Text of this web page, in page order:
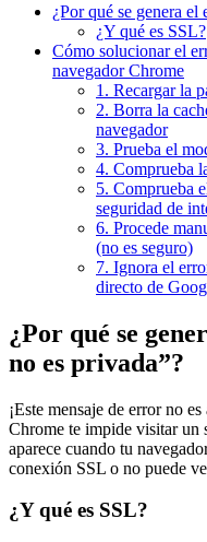
¿Por qué se genera
¿Y qué es SSL?
Cómo solucionar el
navegador Chrome
1. Recargar la
2. Borra la
navegador
3. Prueba el
4. Comprueba
5. Comprueba
seguridad de
6. Procede
(no es seguro)
7. Ignora el
directo de
¿Por qué se
no es privada”?
¡Este mensaje de error no
Chrome te impide visitar un
aparece cuando tu
conexión SSL o no puede
¿Y qué es SSL?